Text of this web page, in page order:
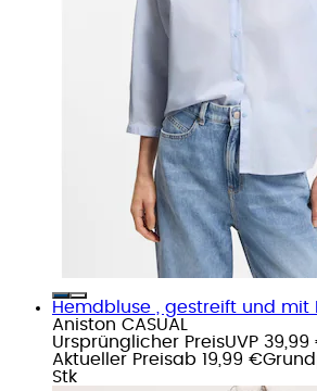
Hemdbluse , gestreift und mit
Aniston CASUAL
Ursprünglicher PreisUVP 39,99
Aktueller Preisab 19,99 €
Stk